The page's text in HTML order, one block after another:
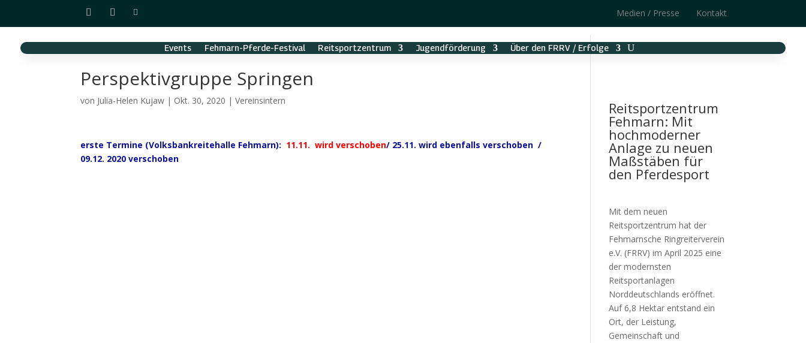
Medien / Presse Kontakt
Events Fehmarn-Pferde-Festival Reitsportzentrum Jugendförderung Über den FRRV / Erfolge
Perspektivgruppe Springen
von Julia-Helen Kujaw | Okt. 30, 2020 |Vereinsintern
erste Termine (Volksbankreitehalle Fehmarn): 11.11. wird verschoben/ 25.11. wird ebenfalls verschoben /
09.12. 2020 verschoben
Reitsportzentrum
Fehmarn: Mit
hochmoderner
Anlage zu neuen
Maßstäben für
den Pferdesport
Mit dem neuen
Reitsportzentrum hat der
Fehmarnsche Ringreiterverein
e.V. (FRRV) im April 2025 eine
der modernsten
Reitsportanlagen
Norddeutschlands eröffnet.
Auf 6,8 Hektar entstand ein
Ort, der Leistung,
Gemeinschaft und